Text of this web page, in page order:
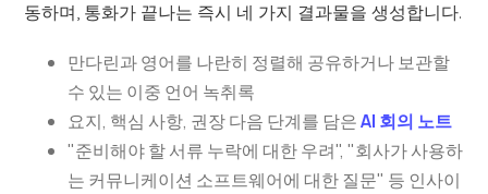
동하며, 통화가 끝나는 즉시 네 가지 결과물을 생성합니다.
만다린과 영어를 나란히 정렬해 공유하거나 보관할
수 있는 이중 언어 녹취록
요지, 핵심 사항, 권장 다음 단계를 담은AI 회의 노트
"준비해야 할 서류 누락에 대한 우려", "회사가 사용하
는 커뮤니케이션 소프트웨어에 대한 질문" 등 인사이